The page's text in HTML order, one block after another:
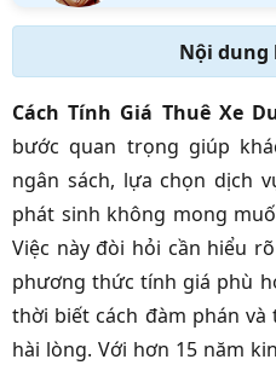
Nội dung
Cách Tính Giá Thuê Xe
bước quan trọng giúp
ngân sách, lựa chọn dịch
phát sinh không mong
Việc này đòi hỏi cần hiểu
phương thức tính giá phù
thời biết cách đàm phán
hài lòng. Với hơn 15 năm